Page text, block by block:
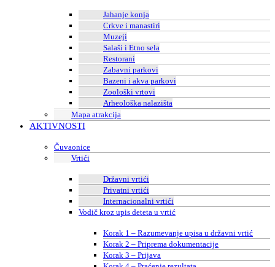
Jahanje konja
Crkve i manastiri
Muzeji
Salaši i Etno sela
Restorani
Zabavni parkovi
Bazeni i akva parkovi
Zoološki vrtovi
Arheološka nalazišta
Mapa atrakcija
AKTIVNOSTI
Čuvaonice
Vrtići
Državni vrtići
Privatni vrtići
Internacionalni vrtići
Vodič kroz upis deteta u vrtić
Korak 1 – Razumevanje upisa u državni vrtić
Korak 2 – Priprema dokumentacije
Korak 3 – Prijava